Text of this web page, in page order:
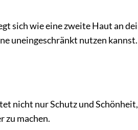
sich wie eine zweite Haut an
uneingeschränkt nutzen
nicht nur Schutz und
zu machen.